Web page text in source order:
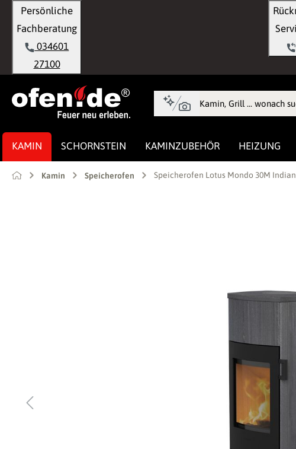
Zur Hauptnavigation springen
Persönliche
Fachberatung
034601
27100
KAMIN SCHORNSTEIN KAMINZUBEHÖR HEIZUNG
Kamin Speicherofen Speicherofen Lotus Mondo 30M